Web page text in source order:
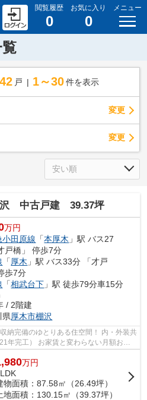
閲覧履歴
0
お気に入り
0
メニュー
42 戸 1～30 件を表示
変更
変更
沢 中古戸建 39.37坪
万円
小田原線 「本厚木 」駅 バス27
戸橋」 停歩7分
「厚木 」駅 バス33分 「才戸
歩7分
「相武台下 」駅 徒歩79分車15分
/ 2階建
県厚木市棚沢
納完備のゆとりある住空間！ 内・外装共
年完工） お家賃と変わらない月額お支
れ...
万円
物面積：87.58㎡（26.49坪）
地面積：130.15㎡（39.37坪）